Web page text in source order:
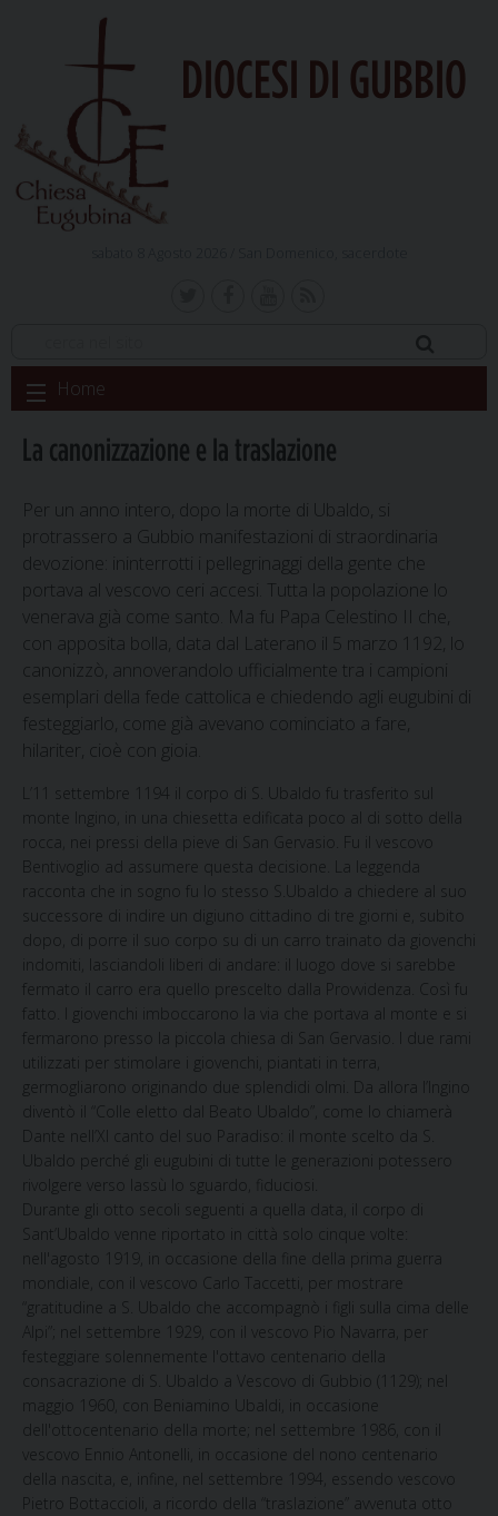
DIOCESI DI GUBBIO
Skip
to
Home
La canonizzazione e la traslazione
Per un anno intero, dopo la morte di Ubaldo, si
protrassero a Gubbio manifestazioni di straordinaria
devozione: ininterrotti i pellegrinaggi della gente che
portava al vescovo ceri accesi. Tutta la popolazione lo
venerava già come santo. Ma fu Papa Celestino II che,
con apposita bolla, data dal Laterano il 5 marzo 1192, lo
canonizzò, annoverandolo ufficialmente tra i campioni
esemplari della fede cattolica e chiedendo agli eugubini di
festeggiarlo, come già avevano cominciato a fare,
hilariter, cioè con gioia.
L’11 settembre 1194 il corpo di S. Ubaldo fu trasferito sul
monte Ingino, in una chiesetta edificata poco al di sotto della
rocca, nei pressi della pieve di San Gervasio. Fu il vescovo
Bentivoglio ad assumere questa decisione. La leggenda
racconta che in sogno fu lo stesso S.Ubaldo a chiedere al suo
successore di indire un digiuno cittadino di tre giorni e, subito
dopo, di porre il suo corpo su di un carro trainato da giovenchi
indomiti, lasciandoli liberi di andare: il luogo dove si sarebbe
fermato il carro era quello prescelto dalla Provvidenza. Così fu
fatto. I giovenchi imboccarono la via che portava al monte e si
fermarono presso la piccola chiesa di San Gervasio. I due rami
utilizzati per stimolare i giovenchi, piantati in terra,
germogliarono originando due splendidi olmi. Da allora l’Ingino
diventò il “Colle eletto dal Beato Ubaldo”, come lo chiamerà
Dante nell’XI canto del suo Paradiso: il monte scelto da S.
Ubaldo perché gli eugubini di tutte le generazioni potessero
rivolgere verso lassù lo sguardo, fiduciosi.
Durante gli otto secoli seguenti a quella data, il corpo di
Sant’Ubaldo venne riportato in città solo cinque volte:
nell'agosto 1919, in occasione della fine della prima guerra
mondiale, con il vescovo Carlo Taccetti, per mostrare
“gratitudine a S. Ubaldo che accompagnò i figli sulla cima delle
Alpi”; nel settembre 1929, con il vescovo Pio Navarra, per
festeggiare solennemente l'ottavo centenario della
consacrazione di S. Ubaldo a Vescovo di Gubbio (1129); nel
maggio 1960, con Beniamino Ubaldi, in occasione
dell'ottocentenario della morte; nel settembre 1986, con il
vescovo Ennio Antonelli, in occasione del nono centenario
della nascita, e, infine, nel settembre 1994, essendo vescovo
Pietro Bottaccioli, a ricordo della “traslazione” avvenuta otto